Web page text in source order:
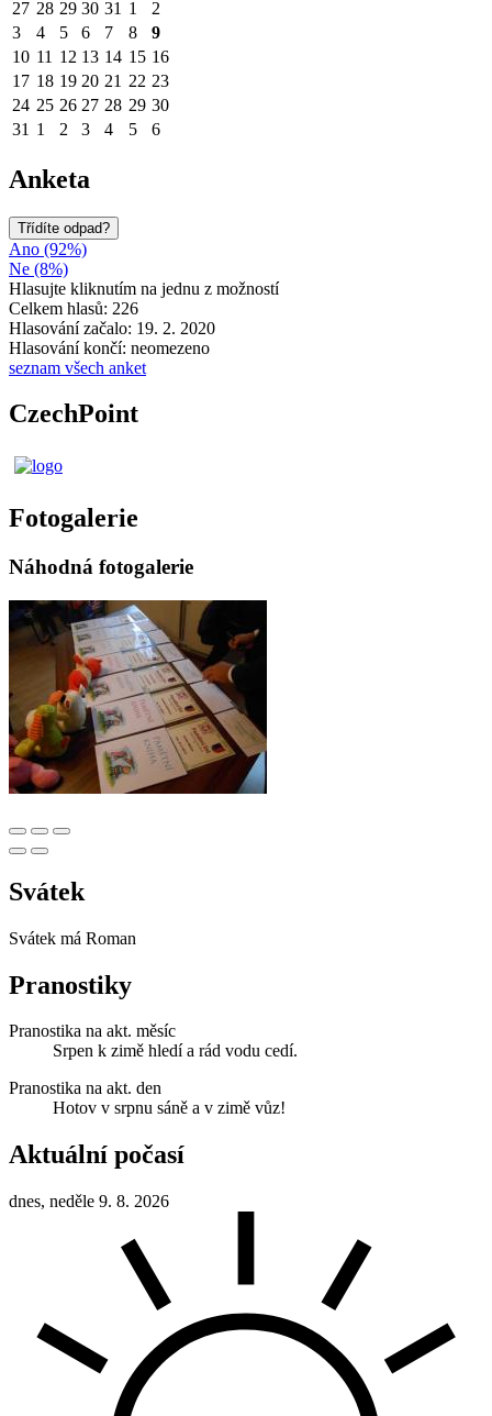
27 28 29 30 31 1
2
3
4 5 6 7 8
9
10 11 12 13 14 15 16
17 18 19 20 21 22 23
24 25 26 27 28 29 30
31 1 2 3 4 5 6
Anketa
Třídíte odpad?
Ano (92%)
Ne (8%)
Hlasujte kliknutím na jednu z možností
Celkem hlasů: 226
Hlasování začalo: 19. 2. 2020
Hlasování končí: neomezeno
seznam všech anket
CzechPoint
Fotogalerie
Náhodná fotogalerie
Svátek
Svátek má Roman
Pranostiky
Pranostika na akt. měsíc
Srpen k zimě hledí a rád vodu cedí.
Pranostika na akt. den
Hotov v srpnu sáně a v zimě vůz!
Aktuální počasí
dnes, neděle 9. 8. 2026